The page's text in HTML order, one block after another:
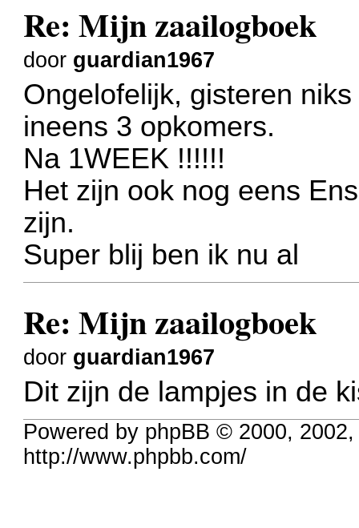
Re: Mijn zaailogboek
door guardian1967
Ongelofelijk, gisteren
ineens 3 opkomers.
Na 1WEEK !!!!!!
Het zijn ook nog eens
zijn.
Super blij ben ik nu al
Re: Mijn zaailogboek
door guardian1967
Dit zijn de lampjes in de
Powered by phpBB © 2000,
http://www.phpbb.com/